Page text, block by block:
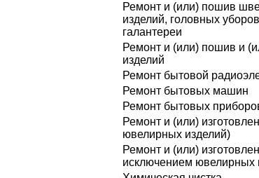
Ремонт и (или) пошив
изделий, головных
галантереи
Ремонт и (или) пошив и
изделий
Ремонт бытовой
Ремонт бытовых машин
Ремонт бытовых
Ремонт и (или)
ювелирных изделий)
Ремонт и (или)
исключением ювелирных